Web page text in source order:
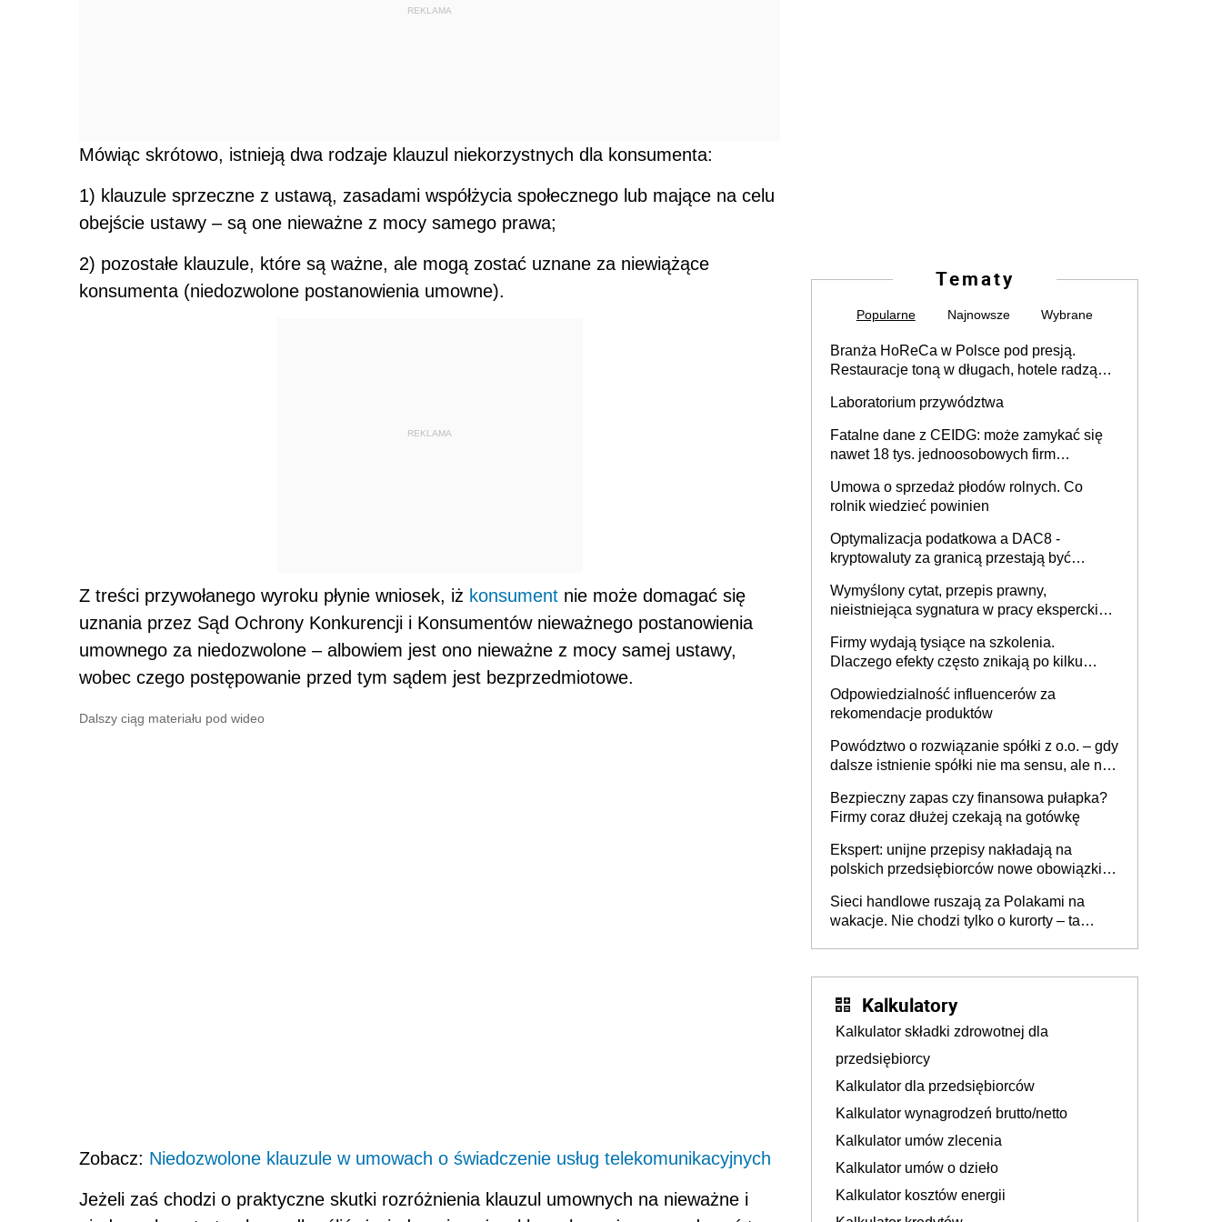
REKLAMA
Mówiąc skrótowo, istnieją dwa rodzaje klauzul niekorzystnych dla konsumenta:
1) klauzule sprzeczne z ustawą, zasadami współżycia społecznego lub mające na celu
obejście ustawy – są one nieważne z mocy samego prawa;
2) pozostałe klauzule, które są ważne, ale mogą zostać uznane za niewiążące
konsumenta (niedozwolone postanowienia umowne).
REKLAMA
Z treści przywołanego wyroku płynie wniosek, iż konsument nie może domagać się
uznania przez Sąd Ochrony Konkurencji i Konsumentów nieważnego postanowienia
umownego za niedozwolone – albowiem jest ono nieważne z mocy samej ustawy,
wobec czego postępowanie przed tym sądem jest bezprzedmiotowe.
Dalszy ciąg materiału pod wideo
Zobacz: Niedozwolone klauzule w umowach o świadczenie usług telekomunikacyjnych
Jeżeli zaś chodzi o praktyczne skutki rozróżnienia klauzul umownych na nieważne i
Tematy
Popularne Najnowsze Wybrane
Branża HoReCa w Polsce pod presją.
Restauracje toną w długach, hotele radzą
Laboratorium przywództwa
Fatalne dane z CEIDG: może zamykać się
nawet 18 tys. jednoosobowych firm
Umowa o sprzedaż płodów rolnych. Co
rolnik wiedzieć powinien
Optymalizacja podatkowa a DAC8 -
kryptowaluty za granicą przestają być
Wymyślony cytat, przepis prawny,
nieistniejąca sygnatura w pracy eksperckiej -
firmie
Firmy wydają tysiące na szkolenia.
Dlaczego efekty często znikają po kilku
Odpowiedzialność influencerów za
rekomendacje produktów
Powództwo o rozwiązanie spółki z o.o. – gdy
dalsze istnienie spółki nie ma sensu, ale nie
Bezpieczny zapas czy finansowa pułapka?
Firmy coraz dłużej czekają na gotówkę
Ekspert: unijne przepisy nakładają na
polskich przedsiębiorców nowe obowiązki w
Sieci handlowe ruszają za Polakami na
wakacje. Nie chodzi tylko o kurorty – ta
Kalkulatory
Kalkulator składki zdrowotnej dla
przedsiębiorcy
Kalkulator dla przedsiębiorców
Kalkulator wynagrodzeń brutto/netto
Kalkulator umów zlecenia
Kalkulator umów o dzieło
Kalkulator kosztów energii